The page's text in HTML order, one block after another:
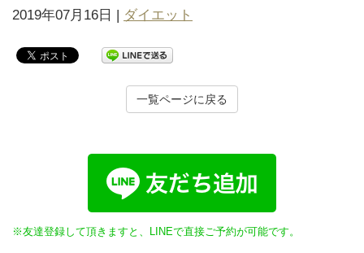
2019年07月16日 | ダイエット
一覧ページに戻る
※友達登録して頂きますと、LINEで直接ご予約が可能です。